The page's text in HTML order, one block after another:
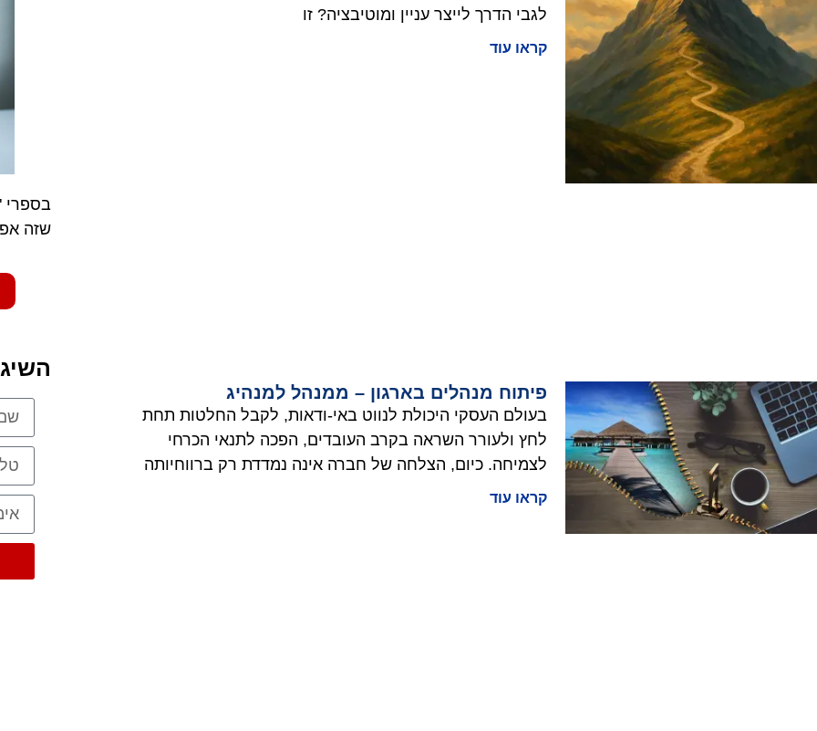
לגבי הדרך לייצר עניין ומוטיבציה? זו
קראו עוד
פיתוח מנהלים בארגון – ממנהל למנהיג
בעולם העסקי היכולת לנווט באי-ודאות, לקבל החלטות תחת
לחץ ולעורר השראה בקרב העובדים, הפכה לתנאי הכרחי
לצמיחה. כיום, הצלחה של חברה אינה נמדדת רק ברווחיותה
קראו עוד
בספרי
שזה